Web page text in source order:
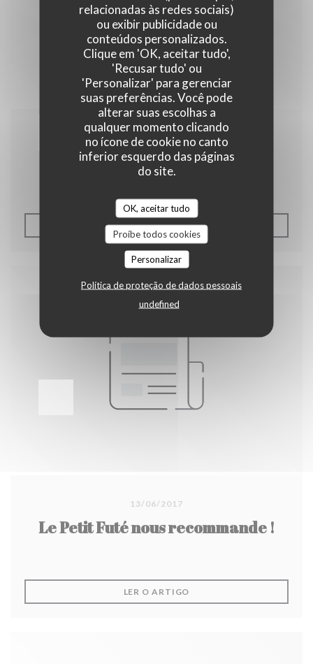
relacionadas às redes sociais)
ou exibir publicidade ou
conteúdos personalizados.
Clique em 'OK, aceitar tudo',
'Recusar tudo' ou
'Personalizar' para gerenciar
suas preferências. Você pode
alterar suas escolhas a
qualquer momento clicando
no ícone de cookie no canto
inferior esquerdo das páginas
do site.
OK, aceitar tudo
Proíbe todos cookies
Personalizar
Política de proteção de dados pessoais
undefined
22/07/2017
Nos avis TripAdvisor !
LER O ARTIGO((ABRE NUMA NOVA
13/06/2017
Le Petit Futé nous recommande !
LER O ARTIGO